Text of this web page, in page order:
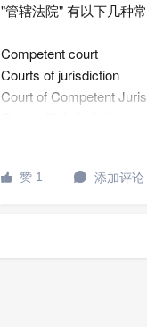
"管辖法院" 有以下几种
Competent court
Courts of jurisdiction
Court of Competent
1. “管辖法院”是 指一缔
Competent court”
 赞 1  添加评论